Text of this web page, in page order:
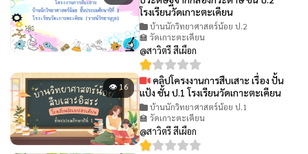
โรงเรียนวัดเกาะตะเคียน
บ้านนักวิทยาศาสตร์น้อย ป.2
🏫 วัดเกาะตะเคียน
@สาวิตรี สีเผือก
👁 16
คลิปโครงงานการสืบเสาะ เรื่อง ปั้น
แป้ง ชั้น ป.1 โรงเรียนวัดเกาะตะเคียน
บ้านนักวิทยาศาสตร์น้อย ป.1
🏫 วัดเกาะตะเคียน
@สาวิตรี สีเผือก